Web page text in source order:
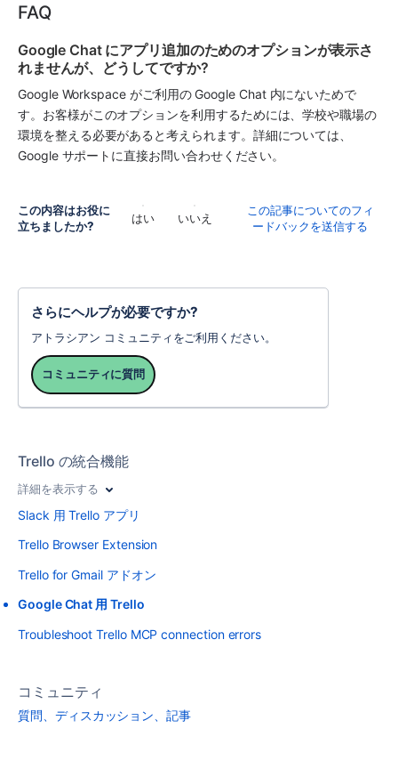
FAQ
Google Chat にアプリ追加のためのオプションが表示さ
れませんが、どうしてですか?
Google Workspace がご利用の Google Chat 内にないためで
す。お客様がこのオプションを利用するためには、学校や職場の
環境を整える必要があると考えられます。詳細については、
Google サポートに直接お問い合わせください。
この内容はお役に
立ちましたか?
はい いいえ
この記事についてのフィ
ードバックを送信する
さらにヘルプが必要ですか?
アトラシアン コミュニティをご利用ください。
コミュニティに質問
Trello の統合機能
詳細を表示する
Slack 用 Trello アプリ
Trello Browser Extension
Trello for Gmail アドオン
Google Chat 用 Trello
Troubleshoot Trello MCP connection errors
コミュニティ
質問、ディスカッション、記事